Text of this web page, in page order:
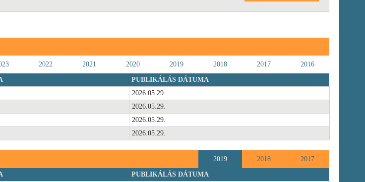
2022 2021 2020 2019 2018 2017 2016
PUBLIKÁLÁS DÁTUMA
2026.05.29.
2026.05.29.
2026.05.29.
2026.05.29.
2019 2018 2017
PUBLIKÁLÁS DÁTUMA